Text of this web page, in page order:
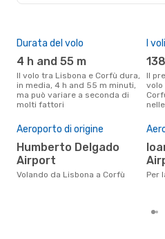
Durata del volo
4 h and 55 m
Il volo tra Lisbona e Corfù dura,
in media, 4 h and 55 m minuti,
ma può variare a seconda di
molti fattori
I
Il prezzo più economico per un
volo
Aeroporto di origine
Humberto Delgado
Airport
Volando da Lisbona a Corfù
Ioannis Kapodistrias